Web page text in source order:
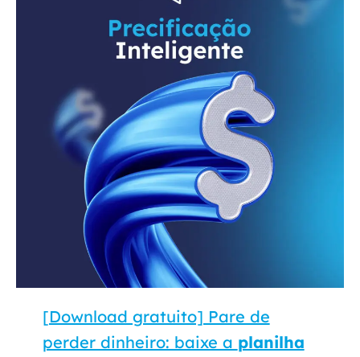
[Download gratuito] Pare de
perder dinheiro: baixe a planilha